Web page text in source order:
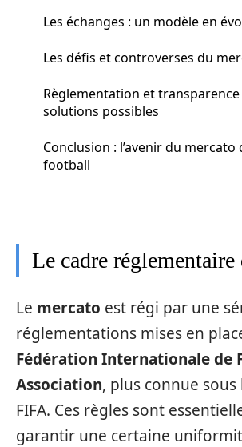
Les échanges : un modèle en
Les défis et controverses du
Règlementation et transparence
solutions possibles
Conclusion : l’avenir du mercato
football
Le cadre réglementaire
Le mercato est régi par une
réglementations mises en
Fédération Internationale de
Association, plus connue
FIFA. Ces règles sont
garantir une certaine